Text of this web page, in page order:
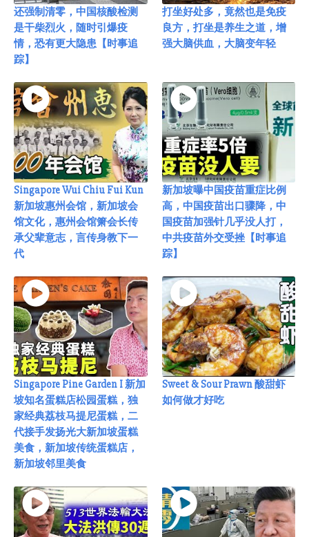
还强制清零，中国核酸检测
是干柴烈火，随时引爆疫
情，恐有更大隐患【时事追
踪】
打坐好处多，竟然也是免疫
良方，打坐是养生之道，增
强大脑供血，大脑变年轻
Singapore Wui Chiu Fui Kun
新加坡惠州会馆，新加坡会
馆文化，惠州会馆箫会长传
承父辈意志，言传身教下一
代
新加坡曝中国疫苗重症比例
高，中国疫苗出口骤降，中
国疫苗加强针几乎没人打，
中共疫苗外交受挫【时事追
踪】
Singapore Pine Garden I 新加
坡知名蛋糕店松园蛋糕，独
家经典荔枝马提尼蛋糕，二
代接手发扬光大新加坡蛋糕
美食，新加坡传统蛋糕店，
新加坡邻里美食
Sweet & Sour Prawn 酸甜虾
如何做才好吃